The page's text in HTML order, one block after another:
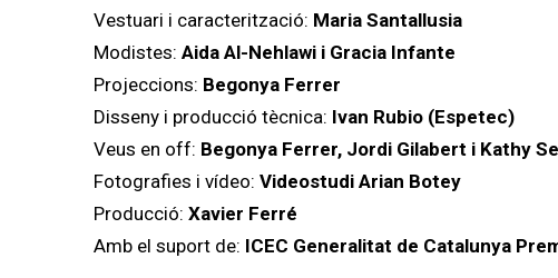
Vestuari i caracterització: Maria Santallusia
Modistes:Aida Al-Nehlawi i Gracia Infante
Projeccions: Begonya Ferrer
Disseny i producció tècnica: Ivan Rubio (Espetec)
Veus en off: Begonya Ferrer, Jordi Gilabert i Kathy
Fotografies i vídeo:Videostudi Arian Botey
Producció:Xavier Ferré
Amb el suport de: ICEC Generalitat de Catalunya